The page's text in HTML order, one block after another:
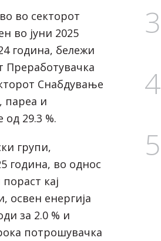
во секторот
во јуни 2025
година, бележи
Преработувачка
Снабдување
пареа и
29.3 %.
групи,
година, во однос
кај
освен енергија
за 2.0 % и
потрошувачка
3
4
5